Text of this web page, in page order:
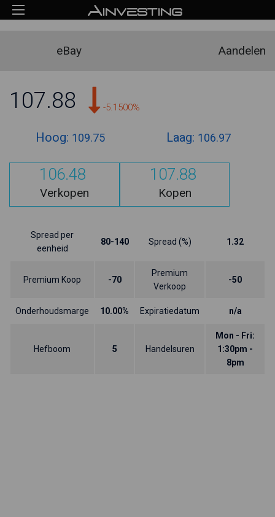
eBay Aandelen
107.88 -5.1500%
Hoog: 109.75 Laag: 106.97
106.48
Verkopen
107.88
Kopen
Spread per
eenheid
80-140 Spread (%) 1.32
Premium Koop -70
Premium
Verkoop
-50
Onderhoudsmarge 10.00% Expiratiedatum n/a
Hefboom 5 Handelsuren
Mon - Fri:
1:30pm -
8pm